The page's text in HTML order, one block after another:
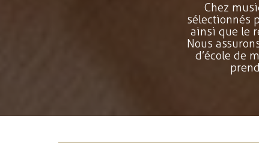
Chez
sélectionnés
ainsi que le
Nous
d’école de